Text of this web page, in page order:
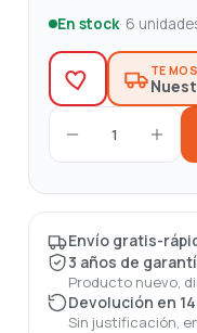
En stock· 6
TE
1
Envío gratis-
3 años de
Producto nuevo,
Devolución en
Sin justificación,